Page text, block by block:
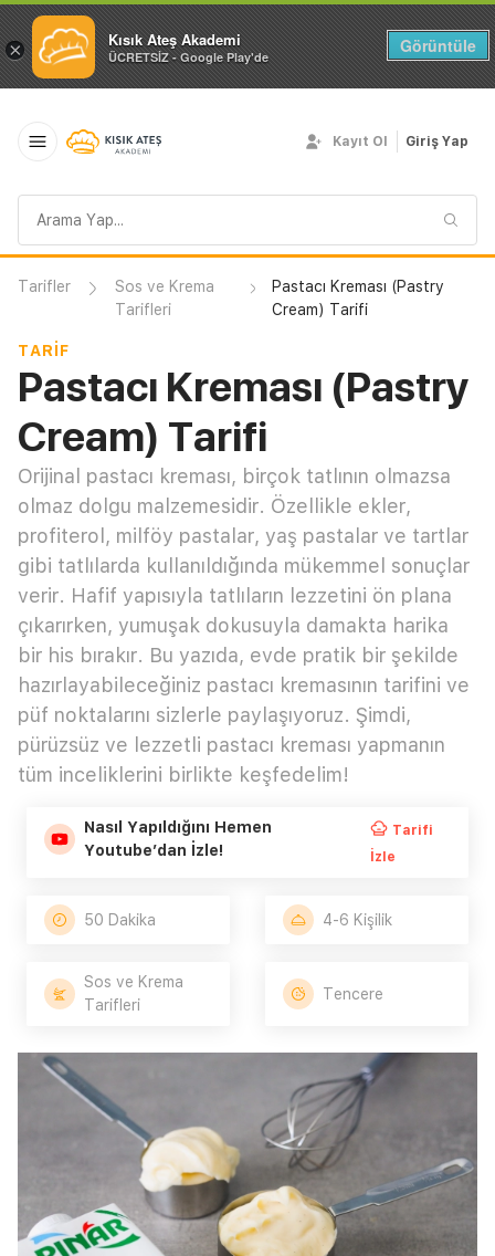
× Kısık Ateş Akademi
ÜCRETSİZ - Google Play'de
Görüntüle
sorgusu
Kayıt Ol Giriş Yap
Tarifler
Sos ve Krema
Tarifleri
Pastacı Kreması (Pastry
Cream) Tarifi
TARIF
Pastacı Kreması (Pastry
Cream) Tarifi
Orijinal pastacı kreması, birçok tatlının olmazsa
olmaz dolgu malzemesidir. Özellikle ekler,
profiterol, milföy pastalar, yaş pastalar ve tartlar
gibi tatlılarda kullanıldığında mükemmel sonuçlar
verir. Hafif yapısıyla tatlıların lezzetini ön plana
çıkarırken, yumuşak dokusuyla damakta harika
bir his bırakır. Bu yazıda, evde pratik bir şekilde
hazırlayabileceğiniz pastacı kremasının tarifini ve
püf noktalarını sizlerle paylaşıyoruz. Şimdi,
pürüzsüz ve lezzetli pastacı kreması yapmanın
tüm inceliklerini birlikte keşfedelim!
Nasıl Yapıldığını Hemen
Youtube’dan İzle!
Tarifi
İzle
50 Dakika 4-6 Kişilik
Sos ve Krema
Tarifleri
Tencere